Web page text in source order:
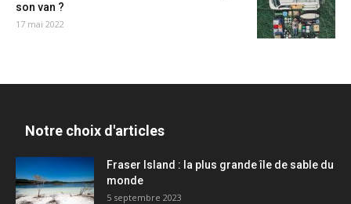
son van ?
17 mai 2022
Notre choix d'articles
Fraser Island : la plus grande île de sable du
monde
5 septembre 2023